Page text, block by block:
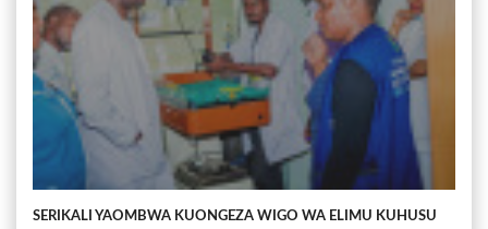
SERIKALI YAOMBWA KUONGEZA WIGO WA ELIMU KUHUSU